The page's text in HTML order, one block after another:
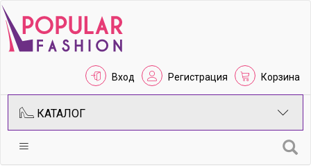
Вход Регистрация Корзина
КАТАЛОГ